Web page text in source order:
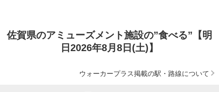
佐賀県のアミューズメント施設の”食べる”【明
日2026年8月8日(土)】
ウォーカープラス掲載の駅・路線について